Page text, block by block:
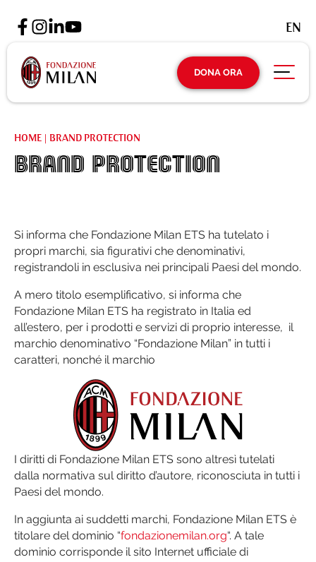
DONA ORA
EN
HOME | BRAND PROTECTION
BRAND PROTECTION
Si informa che Fondazione Milan ETS ha tutelato i
propri marchi, sia figurativi che denominativi,
registrandoli in esclusiva nei principali Paesi del mondo.
A mero titolo esemplificativo, si informa che
Fondazione Milan ETS ha registrato in Italia ed
all’estero, per i prodotti e servizi di proprio interesse, il
marchio denominativo “Fondazione Milan” in tutti i
caratteri, nonché il marchio
I diritti di Fondazione Milan ETS sono altresì tutelati
dalla normativa sul diritto d’autore, riconosciuta in tutti i
Paesi del mondo.
In aggiunta ai suddetti marchi, Fondazione Milan ETS è
titolare del dominio “fondazionemilan.org“. A tale
dominio corrisponde il sito Internet ufficiale di